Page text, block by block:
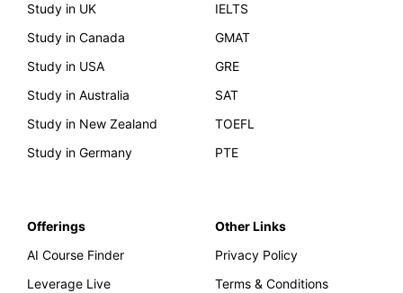
Study in UK
Study in Canada
Study in USA
Study in Australia
Study in New Zealand
Study in Germany
IELTS
GMAT
GRE
SAT
TOEFL
PTE
Offerings
AI Course Finder
Leverage Live
Other Links
Privacy Policy
Terms & Conditions